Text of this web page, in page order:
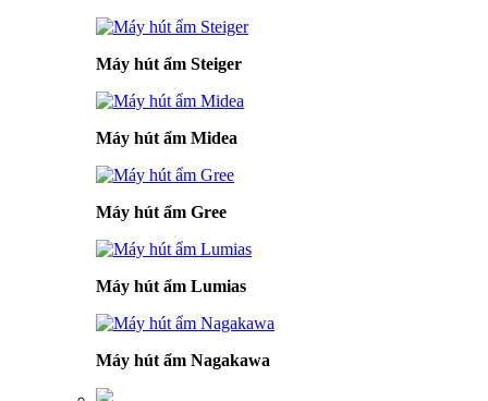
Máy hút ẩm Steiger
Máy hút ẩm Midea
Máy hút ẩm Gree
Máy hút ẩm Lumias
Máy hút ẩm Nagakawa